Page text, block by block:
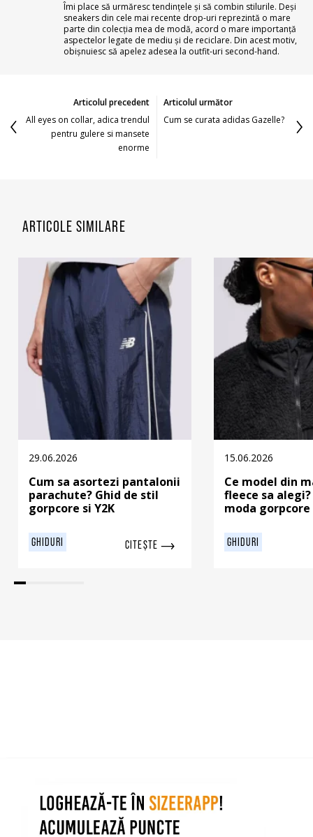
Îmi place să urmăresc tendințele și să combin stilurile. Deși
sneakers din cele mai recente drop-uri reprezintă o mare
parte din colecția mea de modă, acord o mare importanță
aspectelor legate de mediu și de reciclare. Din acest motiv,
obișnuiesc să apelez adesea la outfit-uri second-hand.
Articolul precedent
All eyes on collar, adica trendul
pentru gulere si mansete
enorme
Articolul următor
Cum se curata adidas Gazelle?
ARTICOLE SIMILARE
29.06.2026
Cum sa asortezi pantalonii
parachute? Ghid de stil
gorpcore si Y2K
GHIDURI CITEȘTE
15.06.2026
Ce model din
fleece sa
moda
GHIDURI